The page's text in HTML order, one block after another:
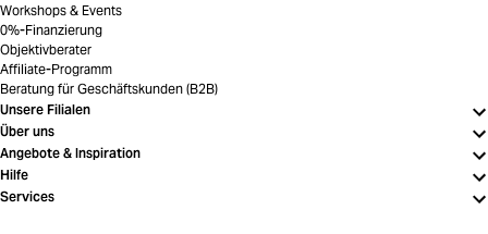
Workshops & Events
0%-Finanzierung
Objektivberater
Affiliate-Programm
Beratung für Geschäftskunden (B2B)
Unsere Filialen
Über uns
Angebote & Inspiration
Hilfe
Services